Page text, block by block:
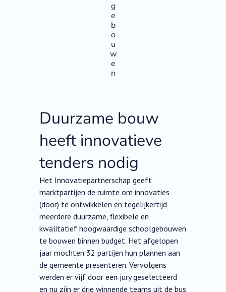
g
e
b
o
u
w
e
n
Duurzame bouw
heeft innovatieve
tenders nodig
Het Innovatiepartnerschap geeft
marktpartijen de ruimte om innovaties
(door) te ontwikkelen en tegelijkertijd
meerdere duurzame, flexibele en
kwalitatief hoogwaardige schoolgebouwen
te bouwen binnen budget. Het afgelopen
jaar mochten 32 partijen hun plannen aan
de gemeente presenteren. Vervolgens
werden er vijf door een jury geselecteerd
en nu zijn er drie winnende teams uit de bus